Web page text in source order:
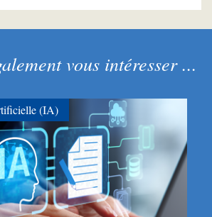
vous intéresser ...
(IA)